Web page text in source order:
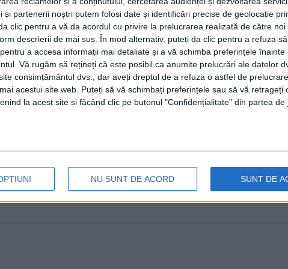
și partenerii noștri putem folosi date și identificări precise de geolocație
clic pentru a vă da acordul cu privire la prelucrarea realizată de către noi
descrierii de mai sus. În mod alternativ, puteți da clic pentru a refuza
a accesa informații mai detaliate și a vă schimba preferințele înainte
Vă rugăm să rețineți că este posibil ca anumite prelucrări ale datelor
consimțământul dvs., dar aveți dreptul de a refuza o astfel de
acestui site web. Puteți să vă schimbați preferințele sau să vă retrageți
la acest site și făcând clic pe butonul "Confidențialitate" din partea de
NU SUNT DE ACORD SUNT DE
22 IULIE, 2025
Un autoturism și un microbuz au fost implicate într-un
orei 10.30, ...